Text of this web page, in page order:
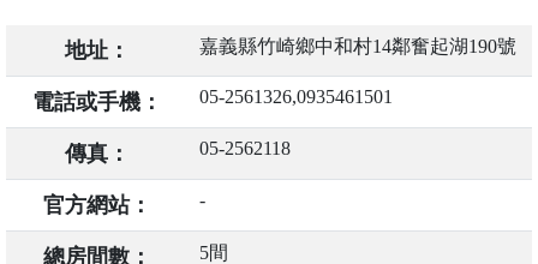
地址： 嘉義縣竹崎鄉中和村14鄰奮起湖190號
電話或手機： 05-2561326,0935461501
傳真： 05-2562118
官方網站： -
總房間數： 5間